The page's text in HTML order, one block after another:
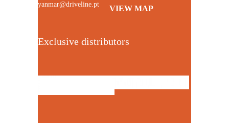
yanmar@driveline.pt
VIEW MAP
Exclusive distributors